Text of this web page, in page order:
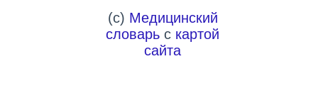
(c) Медицинский
словарь с картой
сайта